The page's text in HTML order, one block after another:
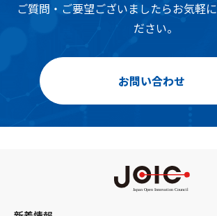
ご質問・ご要望ございましたらお気軽
ださい。
お問い合わせ